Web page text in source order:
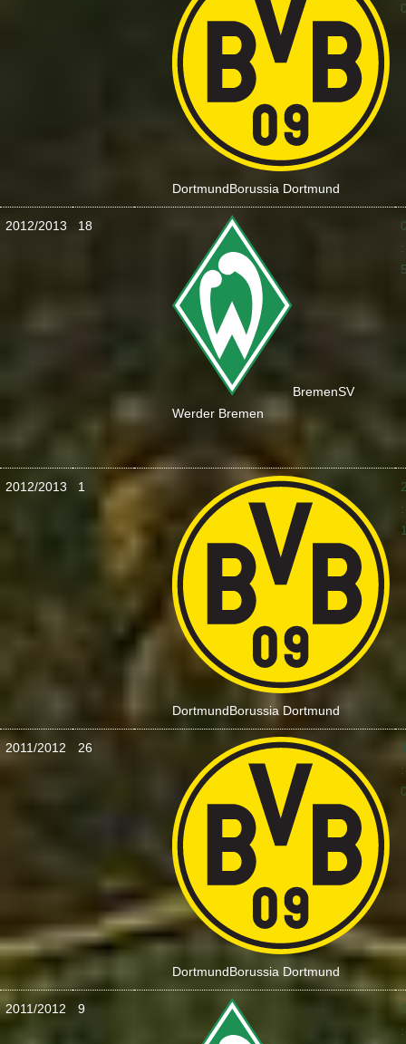
DortmundBorussia Dortmund
2012/2013 18
BremenSV
Werder Bremen
:
2012/2013 1
DortmundBorussia Dortmund
:
2011/2012 26
DortmundBorussia Dortmund
:
2011/2012 9
: